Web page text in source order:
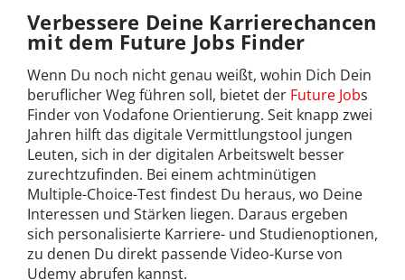
Verbessere Deine Karrierechancen
mit dem Future Jobs Finder
Wenn Du noch nicht genau weißt, wohin Dich Dein
beruflicher Weg führen soll, bietet der Future Jobs
Finder von Vodafone Orientierung. Seit knapp zwei
Jahren hilft das digitale Vermittlungstool jungen
Leuten, sich in der digitalen Arbeitswelt besser
zurechtzufinden. Bei einem achtminütigen
Multiple-Choice-Test findest Du heraus, wo Deine
Interessen und Stärken liegen. Daraus ergeben
sich personalisierte Karriere- und Studienoptionen,
zu denen Du direkt passende Video-Kurse von
Udemy abrufen kannst.